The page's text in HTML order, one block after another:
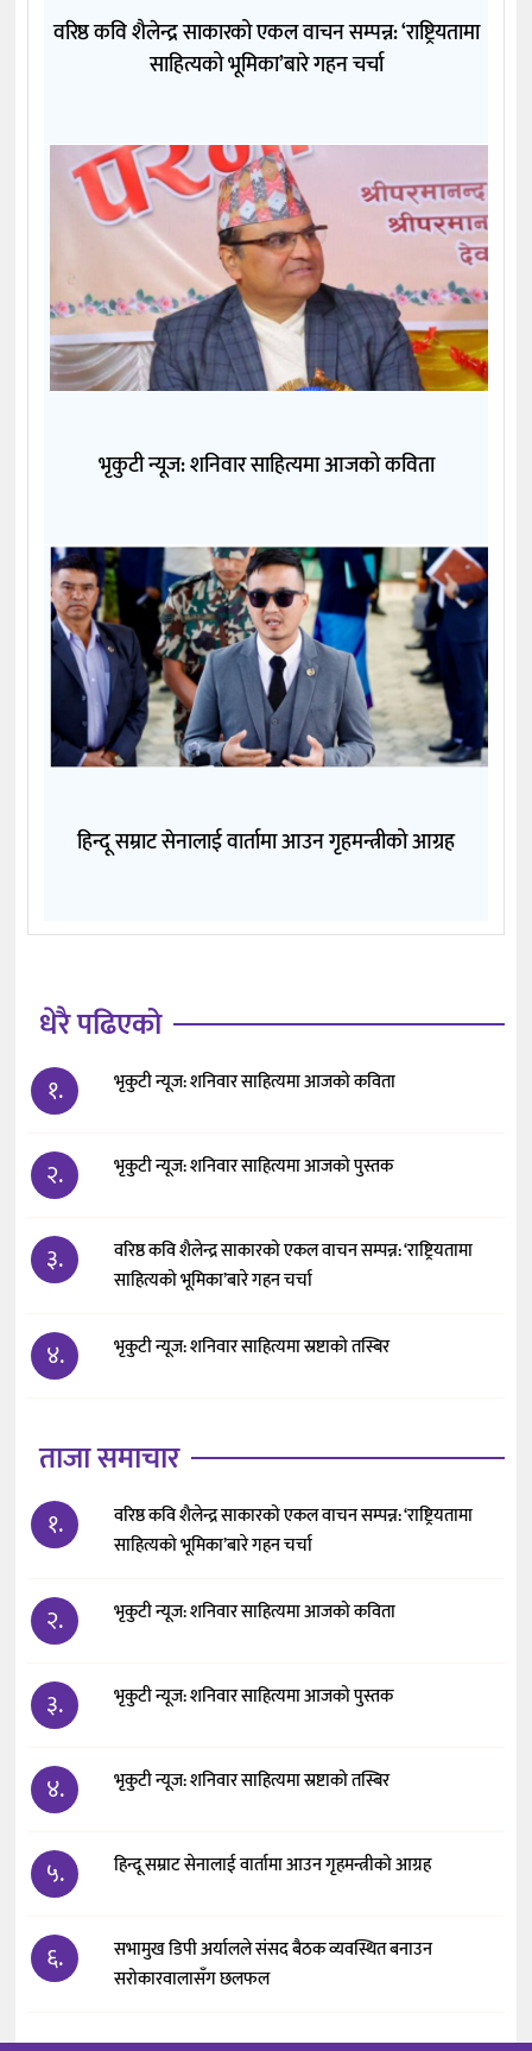
वरिष्ठ कवि शैलेन्द्र साकारको एकल वाचन सम्पन्न: ‘राष्ट्रियतामा
साहित्यको भूमिका’बारे गहन चर्चा
भृकुटी न्यूज: शनिवार साहित्यमा आजको कविता
हिन्दू सम्राट सेनालाई वार्तामा आउन गृहमन्त्रीको आग्रह
धेरै पढिएको
१. भृकुटी न्यूज: शनिवार साहित्यमा आजको कविता
२. भृकुटी न्यूज: शनिवार साहित्यमा आजको पुस्तक
३.
वरिष्ठ कवि शैलेन्द्र साकारको एकल वाचन सम्पन्न: ‘राष्ट्रियतामा
साहित्यको भूमिका’बारे गहन चर्चा
४. भृकुटी न्यूज: शनिवार साहित्यमा स्रष्टाको तस्बिर
ताजा समाचार
१.
वरिष्ठ कवि शैलेन्द्र साकारको एकल वाचन सम्पन्न: ‘राष्ट्रियतामा
साहित्यको भूमिका’बारे गहन चर्चा
२. भृकुटी न्यूज: शनिवार साहित्यमा आजको कविता
३. भृकुटी न्यूज: शनिवार साहित्यमा आजको पुस्तक
४. भृकुटी न्यूज: शनिवार साहित्यमा स्रष्टाको तस्बिर
५. हिन्दू सम्राट सेनालाई वार्तामा आउन गृहमन्त्रीको आग्रह
६.
सभामुख डिपी अर्यालले संसद बैठक व्यवस्थित बनाउन
सरोकारवालासँग छलफल